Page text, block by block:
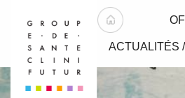
ACTUALITÉS